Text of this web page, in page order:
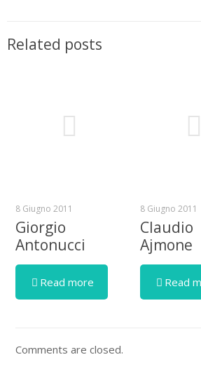
Related posts
8 Giugno 2011
Giorgio
Antonucci
Read more
8 Giugno 2011
Claudio
Ajmone
Read
Comments are closed.